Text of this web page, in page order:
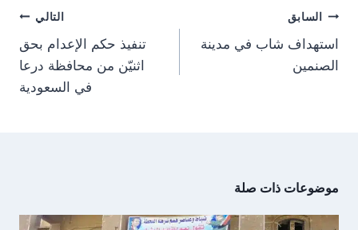
تصفّح
المقالات
السابق
استهداف شاب في مدينة
الصنمين
التالي
تنفيذ حكم الإعدام بحق
اثنيّن من محافظة درعا
في السعودية
موضوعات ذات صلة